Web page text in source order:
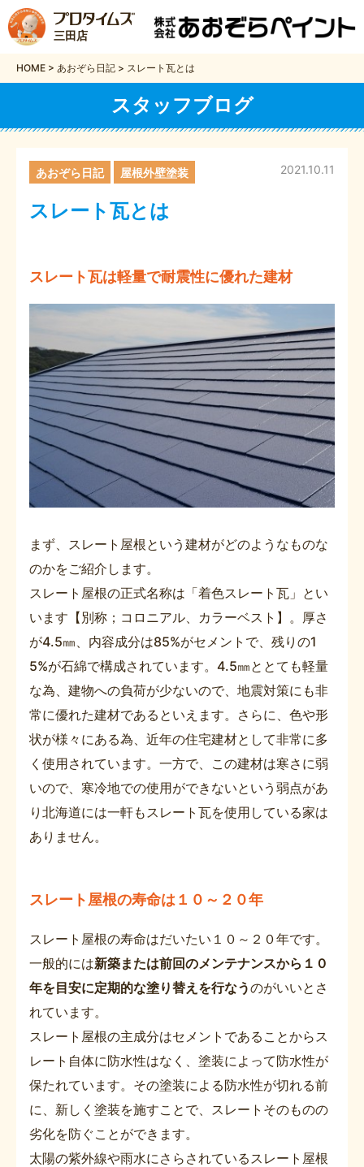
三田店
HOME > あおぞら日記 > スレート瓦とは
スタッフブログ
スレート瓦とは
2021.10.11
あおぞら日記 屋根外壁塗装
スレート瓦は軽量で耐震性に優れた建材
まず、スレート屋根という建材がどのようなものな
のかをご紹介します。
スレート屋根の正式名称は「着色スレート瓦」とい
います【別称；コロニアル、カラーベスト】。厚さ
が4.5㎜、内容成分は85%がセメントで、残りの1
5%が石綿で構成されています。4.5㎜ととても軽量
な為、建物への負荷が少ないので、地震対策にも非
常に優れた建材であるといえます。さらに、色や形
状が様々にある為、近年の住宅建材として非常に多
く使用されています。一方で、この建材は寒さに弱
いので、寒冷地での使用ができないという弱点があ
り北海道には一軒もスレート瓦を使用している家は
ありません。
スレート屋根の寿命は１０～２０年
スレート屋根の寿命はだいたい１０～２０年です。
一般的には新築または前回のメンテナンスから１０
年を目安に定期的な塗り替えを行なうのがいいとさ
れています。
スレート屋根の主成分はセメントであることからス
レート自体に防水性はなく、塗装によって防水性が
保たれています。その塗装による防水性が切れる前
に、新しく塗装を施すことで、スレートそのものの
劣化を防ぐことができます。
太陽の紫外線や雨水にさらされているスレート屋根